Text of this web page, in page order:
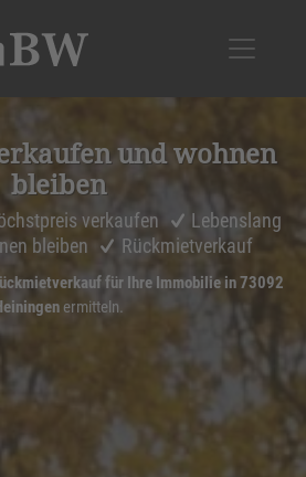
und wohnen
bleiben
verkaufen
Lebenslang
bleiben
Rückmietverkauf
für Ihre Immobilie in 73092
ermitteln.